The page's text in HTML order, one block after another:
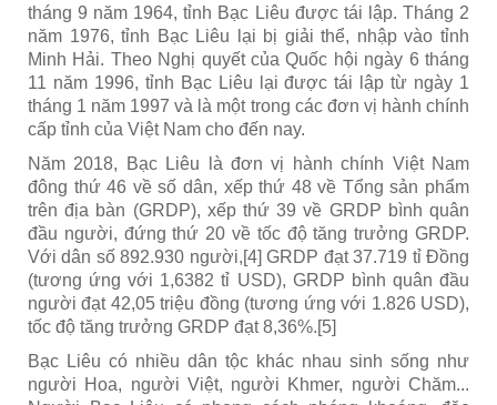
tháng 9 năm 1964, tỉnh Bạc Liêu được tái lập. Tháng 2
năm 1976, tỉnh Bạc Liêu lại bị giải thể, nhập vào tỉnh
Minh Hải. Theo Nghị quyết của Quốc hội ngày 6 tháng
11 năm 1996, tỉnh Bạc Liêu lại được tái lập từ ngày 1
tháng 1 năm 1997 và là một trong các đơn vị hành chính
cấp tỉnh của Việt Nam cho đến nay.
Năm 2018, Bạc Liêu là đơn vị hành chính Việt Nam
đông thứ 46 về số dân, xếp thứ 48 về Tổng sản phẩm
trên địa bàn (GRDP), xếp thứ 39 về GRDP bình quân
đầu người, đứng thứ 20 về tốc độ tăng trưởng GRDP.
Với dân số 892.930 người,[4] GRDP đạt 37.719 tỉ Đồng
(tương ứng với 1,6382 tỉ USD), GRDP bình quân đầu
người đạt 42,05 triệu đồng (tương ứng với 1.826 USD),
tốc độ tăng trưởng GRDP đạt 8,36%.[5]
Bạc Liêu có nhiều dân tộc khác nhau sinh sống như
người Hoa, người Việt, người Khmer, người Chăm...